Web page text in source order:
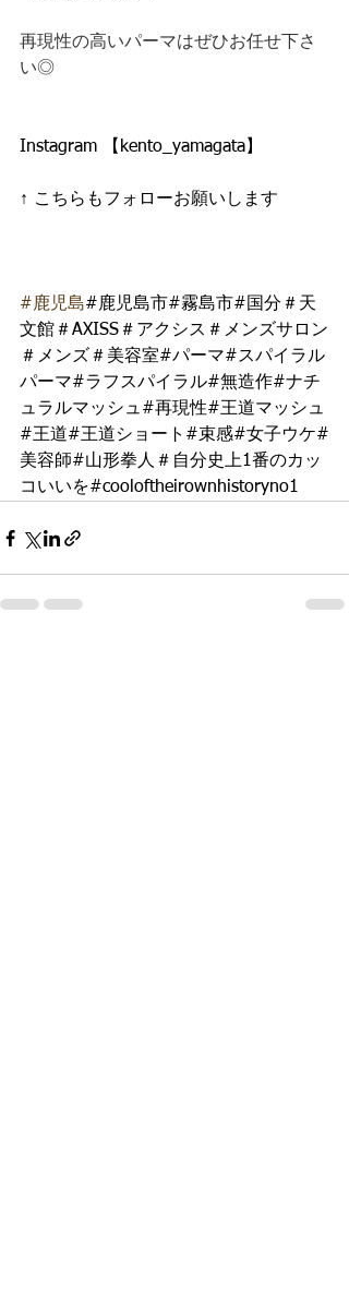
再現性の高いパーマはぜひお任せ下さ
い◎
Instagram 【kento_yamagata】
↑ こちらもフォローお願いします
#鹿児島#鹿児島市#霧島市#国分＃天
文館＃AXISS＃アクシス＃メンズサロン
＃メンズ＃美容室#パーマ#スパイラル
パーマ#ラフスパイラル#無造作#ナチ
ュラルマッシュ#再現性#王道マッシュ
#王道#王道ショート#束感#女子ウケ#
美容師#山形拳人＃自分史上1番のカッ
コいいを#cooloftheirownhistoryno1